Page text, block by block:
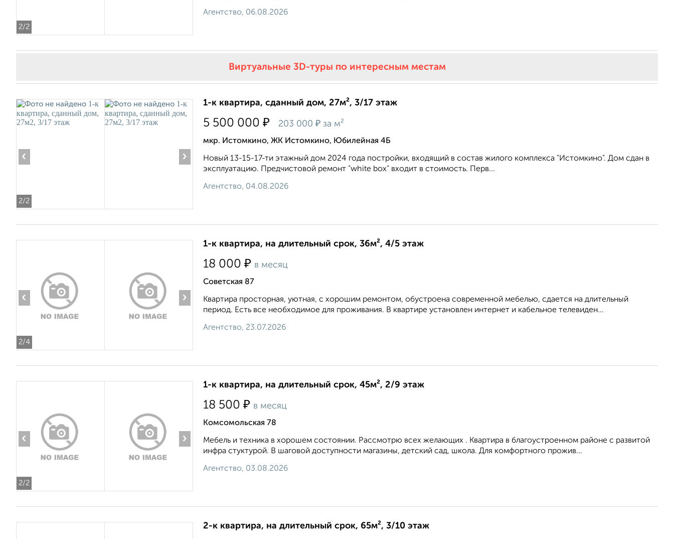
2/2
Агентство, 06.08.2026
Виртуальные 3D-туры по интересным местам
2/2
‹ ›
1-к квартира, сданный дом, 27м², 3/17 этаж
5 500 000 ₽ 203 000 ₽ за м²
мкр. Истомкино, ЖК Истомкино, Юбилейная 4Б
Новый 13-15-17-ти этажный дом 2024 года постройки, входящий в состав жилого комплекса "Истомкино". Дом сдан в
эксплуатацию. Предчистовой ремонт "white box" входит в стоимость. Перв...
Агентство, 04.08.2026
2/4
‹ ›
1-к квартира, на длительный срок, 36м², 4/5 этаж
18 000 ₽ в месяц
Советская 87
Квартира просторная, уютная, с хорошим ремонтом, обустроена современной мебелью, сдается на длительный
период. Есть все необходимое для проживания. В квартире установлен интернет и кабельное телевиден...
Агентство, 23.07.2026
2/2
‹ ›
1-к квартира, на длительный срок, 45м², 2/9 этаж
18 500 ₽ в месяц
Комсомольская 78
Мебель и техника в хорошем состоянии. Рассмотрю всех желающих . Квартира в благоустроенном районе с развитой
инфра стуктурой. В шаговой доступности магазины, детский сад, школа. Для комфортного прожив...
Агентство, 03.08.2026
2-к квартира, на длительный срок, 65м², 3/10 этаж